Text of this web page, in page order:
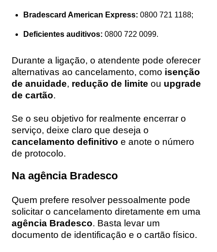
Bradescard American Express: 0800 721 1188;
Deficientes auditivos: 0800 722 0099.
Durante a ligação, o atendente pode oferecer
alternativas ao cancelamento, como isenção
de anuidade, redução de limite ou upgrade
de cartão.
Se o seu objetivo for realmente encerrar o
serviço, deixe claro que deseja o
cancelamento definitivo e anote o número
de protocolo.
Na agência Bradesco
Quem prefere resolver pessoalmente pode
solicitar o cancelamento diretamente em uma
agência Bradesco. Basta levar um
documento de identificação e o cartão físico.